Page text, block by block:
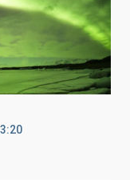
Daniel López